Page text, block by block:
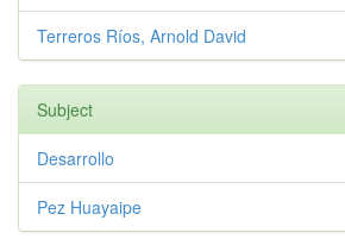
Terreros Ríos, Arnold David
Subject
Desarrollo
Pez Huayaipe